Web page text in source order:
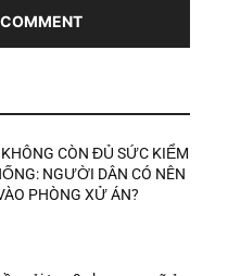
CÒN ĐỦ SỨC KIỂM
NGƯỜI DÂN CÓ NÊN
PHÒNG XỬ ÁN?